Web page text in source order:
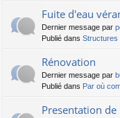
Fuite d'eau
Dernier message par
Publié dans Structures
Rénovation
Dernier message par
Publié dans Par où
Presentation de